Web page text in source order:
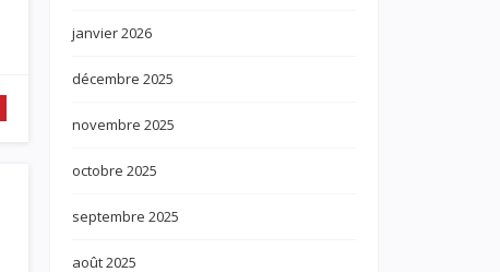
janvier 2026
décembre 2025
novembre 2025
octobre 2025
septembre 2025
août 2025